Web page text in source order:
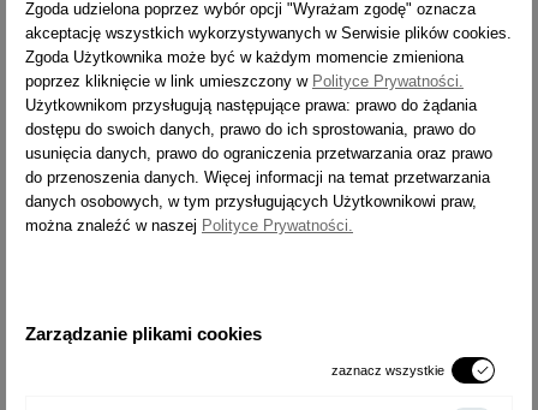
ZASIĘG PRACY [M] 2,3
CIĘŻAR [KG]
WYSYŁKA 24h
TYP 1963
LICZBA STOPNI 2x3
1964
Zgoda udzielona poprzez wybór opcji "Wyrażam zgodę" oznacza
akceptację wszystkich wykorzystywanych w Serwisie plików cookies.
Zgoda Użytkownika może być w każdym momencie zmieniona
poprzez kliknięcie w link umieszczony w Polityce Prywatności.
Użytkownikom przysługują następujące prawa: prawo do żądania
dostępu do swoich danych, prawo do ich sprostowania, prawo do
usunięcia danych, prawo do ograniczenia przetwarzania oraz prawo
do przenoszenia danych. Więcej informacji na temat przetwarzania
danych osobowych, w tym przysługujących Użytkownikowi praw,
można znaleźć w naszej Polityce Prywatności.
Zarządzanie plikami cookies
zaznacz wszystkie